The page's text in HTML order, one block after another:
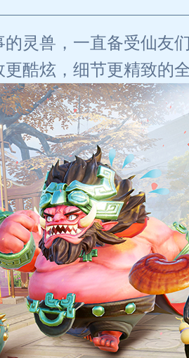
的灵兽，一直备受仙
酷炫，细节更精致的全